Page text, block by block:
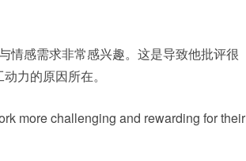
情感需求非常感兴趣。这是导致他批评很
力的原因所在。
more challenging and rewarding for their